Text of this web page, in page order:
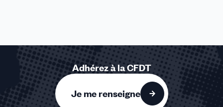
Adhérez à la CFDT
Je me renseigne